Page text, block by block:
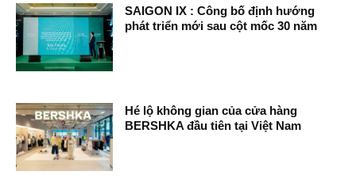
SAIGON IX : Công bố định hướng
phát triển mới sau cột mốc 30 năm
Hé lộ không gian của cửa hàng
BERSHKA đầu tiên tại Việt Nam